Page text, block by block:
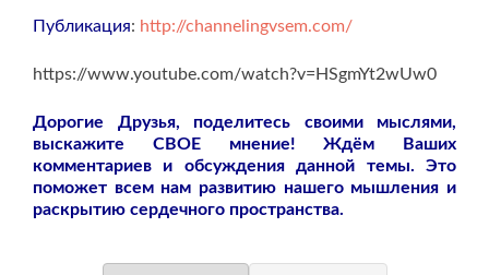
Публикация: http://channelingvsem.com/
https://www.youtube.com/watch?v=HSgmYt2wUw0
Дорогие Друзья, поделитесь своими мыслями,
выскажите СВОЕ мнение! Ждём Ваших
комментариев и обсуждения данной темы. Это
поможет всем нам развитию нашего мышления и
раскрытию сердечного пространства.